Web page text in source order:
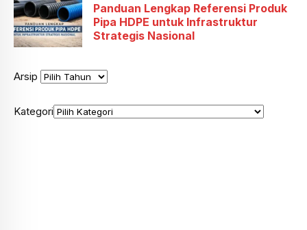
Panduan Lengkap Referensi Produk
Pipa HDPE untuk Infrastruktur
Strategis Nasional
Arsip
Kategori